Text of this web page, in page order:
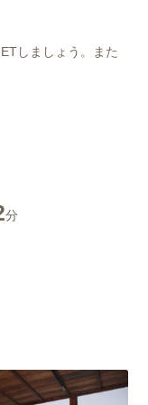
しましょう。また
分